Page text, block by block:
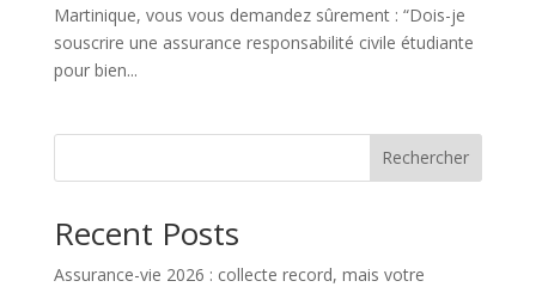
Martinique, vous vous demandez sûrement : “Dois-je
souscrire une assurance responsabilité civile étudiante
pour bien...
Rechercher
Recent Posts
Assurance-vie 2026 : collecte record, mais votre